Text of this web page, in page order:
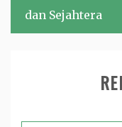
dan Sejahtera